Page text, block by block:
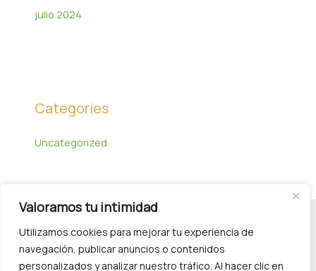
Valoramos tu intimidad
Utilizamos cookies para mejorar tu experiencia de
navegación, publicar anuncios o contenidos
personalizados y analizar nuestro tráfico. Al hacer clic en
julio 2024
Categories
Uncategorized